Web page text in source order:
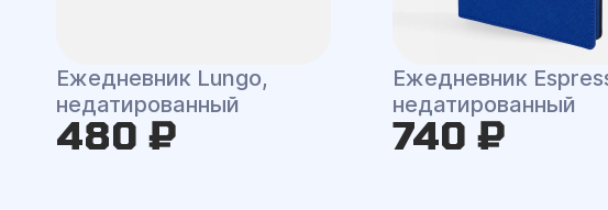
Ежедневник Lungo,
недатированный
480 ₽
Ежедневник
недатированный
740 ₽